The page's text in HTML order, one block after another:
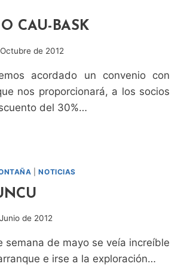
CAU-BASK
de 2012
acordado un convenio con
nos proporcionará, a los socios
del 30%…
|NOTICIAS
de 2012
semana de mayo se veía increíble
e irse a la exploración…